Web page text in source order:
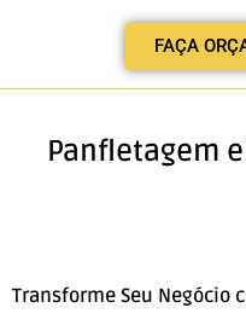
FAÇA
Panfletagem
Transforme Seu Negócio